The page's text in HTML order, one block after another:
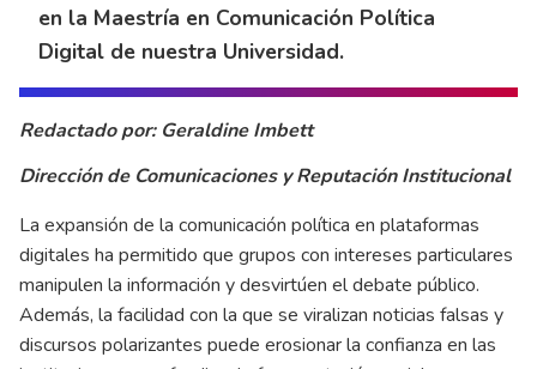
en la Maestría en Comunicación Política
Digital de nuestra Universidad.
Redactado por: Geraldine Imbett
Dirección de Comunicaciones y Reputación Institucional
La expansión de la comunicación política en plataformas
digitales ha permitido que grupos con intereses particulares
manipulen la información y desvirtúen el debate público.
Además, la facilidad con la que se viralizan noticias falsas y
discursos polarizantes puede erosionar la confianza en las